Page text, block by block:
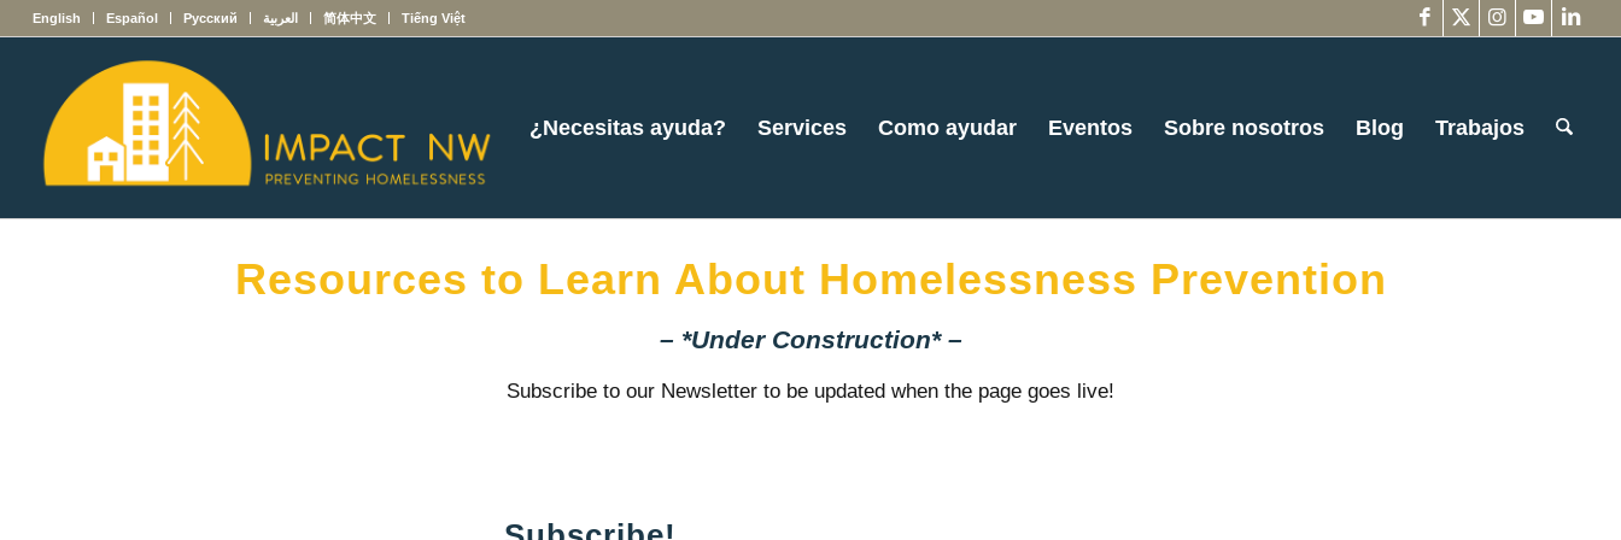
English Español Русский العربية 简体中文 Tiếng Việt
¿Necesitas ayuda? Services Como ayudar Eventos Sobre nosotros Blog Trabajos
Resources to Learn About Homelessness Prevention
– *Under Construction* –
Subscribe to our Newsletter to be updated when the page goes live!